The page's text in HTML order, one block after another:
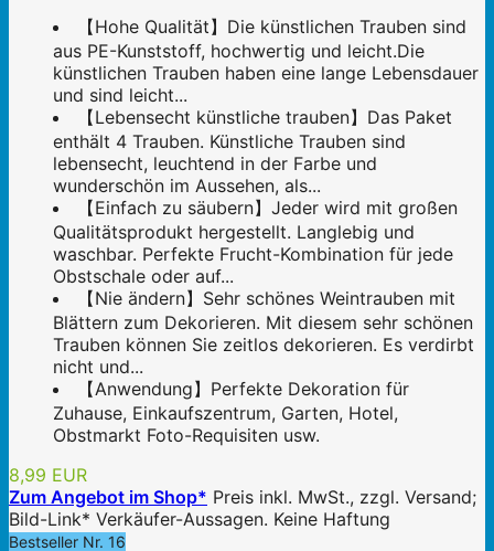
【Hohe Qualität】Die künstlichen Trauben sind
aus PE-Kunststoff, hochwertig und leicht.Die
künstlichen Trauben haben eine lange Lebensdauer
und sind leicht...
【Lebensecht künstliche trauben】Das Paket
enthält 4 Trauben. Künstliche Trauben sind
lebensecht, leuchtend in der Farbe und
wunderschön im Aussehen, als...
【Einfach zu säubern】Jeder wird mit großen
Qualitätsprodukt hergestellt. Langlebig und
waschbar. Perfekte Frucht-Kombination für jede
Obstschale oder auf...
【Nie ändern】Sehr schönes Weintrauben mit
Blättern zum Dekorieren. Mit diesem sehr schönen
Trauben können Sie zeitlos dekorieren. Es verdirbt
nicht und...
【Anwendung】Perfekte Dekoration für
Zuhause, Einkaufszentrum, Garten, Hotel,
Obstmarkt Foto-Requisiten usw.
8,99 EUR
Zum Angebot im Shop* Preis inkl. MwSt., zzgl. Versand;
Bild-Link* Verkäufer-Aussagen. Keine Haftung
Bestseller Nr. 16